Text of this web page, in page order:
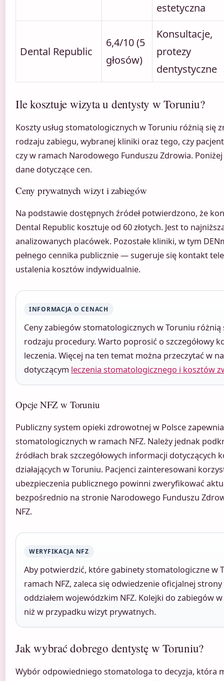
estetyczna
Dental Republic
6,4/10 (5
głosów)
Konsultacje,
protezy
dentystyczne
Ile kosztuje wizyta u dentysty w Toruniu?
Koszty usług stomatologicznych w Toruniu różnią się
rodzaju zabiegu, wybranej kliniki oraz tego, czy
czy w ramach Narodowego Funduszu Zdrowia.
dane dotyczące cen.
Ceny prywatnych wizyt i zabiegów
Na podstawie dostępnych źródeł potwierdzono, że
Dental Republic kosztuje od 60 złotych. Jest to
analizowanych placówek. Pozostałe kliniki, w tym
pełnego cennika publicznie — sugeruje się kontakt
ustalenia kosztów indywidualnie.
INFORMACJA O CENACH
Ceny zabiegów stomatologicznych w Toruniu
rodzaju procedury. Warto poprosić o szczegółowy
leczenia. Więcej na ten temat można przeczytać w
dotyczącym leczenia stomatologicznego i kosztów
Opcje NFZ w Toruniu
Publiczny system opieki zdrowotnej w Polsce
stomatologicznych w ramach NFZ. Należy jednak
źródłach brak szczegółowych informacji dotyczących
działających w Toruniu. Pacjenci zainteresowani
ubezpieczenia publicznego powinni zweryfikować
bezpośrednio na stronie Narodowego Funduszu
NFZ.
WERYFIKACJA NFZ
Aby potwierdzić, które gabinety stomatologiczne w
ramach NFZ, zaleca się odwiedzenie oficjalnej strony
oddziałem wojewódzkim NFZ. Kolejki do zabiegów
niż w przypadku wizyt prywatnych.
Jak wybrać dobrego dentystę w Toruniu?
Wybór odpowiedniego stomatologa to decyzja, która